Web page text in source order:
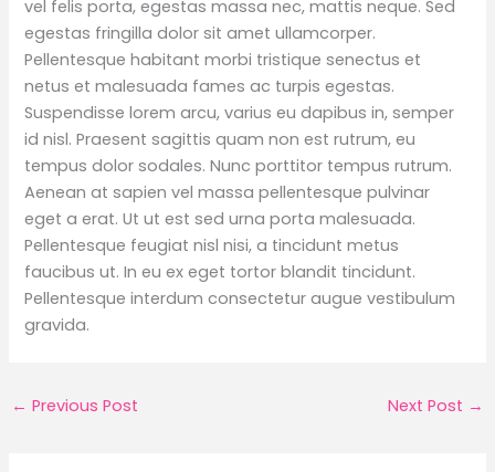
vel felis porta, egestas massa nec, mattis neque. Sed
egestas fringilla dolor sit amet ullamcorper.
Pellentesque habitant morbi tristique senectus et
netus et malesuada fames ac turpis egestas.
Suspendisse lorem arcu, varius eu dapibus in, semper
id nisl. Praesent sagittis quam non est rutrum, eu
tempus dolor sodales. Nunc porttitor tempus rutrum.
Aenean at sapien vel massa pellentesque pulvinar
eget a erat. Ut ut est sed urna porta malesuada.
Pellentesque feugiat nisl nisi, a tincidunt metus
faucibus ut. In eu ex eget tortor blandit tincidunt.
Pellentesque interdum consectetur augue vestibulum
gravida.
← Previous Post Next Post →